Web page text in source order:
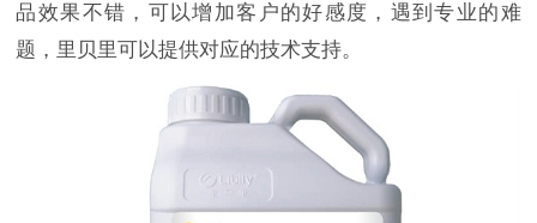
品效果不错，可以增加客户的好感度，遇到专业的难
题，里贝里可以提供对应的技术支持。